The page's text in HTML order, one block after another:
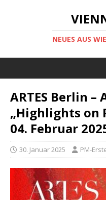
NEUES AUS
ARTES Berlin
„Highlights on
04. Februar
30. Januar 2025 PM-